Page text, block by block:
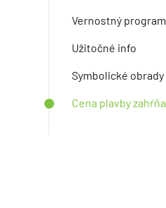
Vernostný program
Užitočné info
Symbolické obrady
Cena plavby zahŕňa